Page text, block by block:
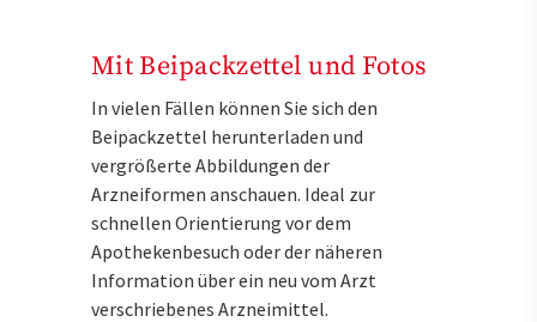
Mit Beipackzettel und Fotos
In vielen Fällen können Sie sich den
Beipackzettel herunterladen und
vergrößerte Abbildungen der
Arzneiformen anschauen. Ideal zur
schnellen Orientierung vor dem
Apothekenbesuch oder der näheren
Information über ein neu vom Arzt
verschriebenes Arzneimittel.